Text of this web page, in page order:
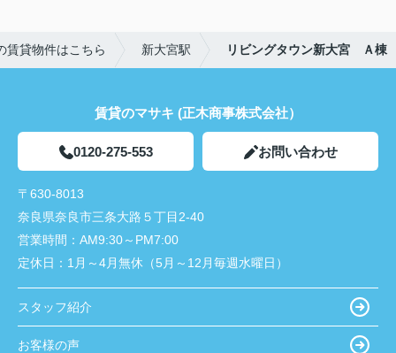
賃貸物件はこちら 新大宮駅 リビングタウン新大宮 Ａ棟
賃貸のマサキ (正木商事株式会社）
0120-275-553 お問い合わせ
〒630-8013
奈良県奈良市三条大路５丁目2-40
営業時間： AM9:30～PM7:00
定休日： 1月～4月無休（5月～12月毎週水曜日）
スタッフ紹介
お客様の声